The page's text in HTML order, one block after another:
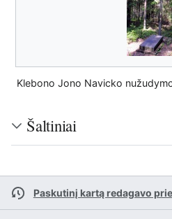
Klebono Jono Navicko
Šaltiniai
Paskutinį kartą redagavo